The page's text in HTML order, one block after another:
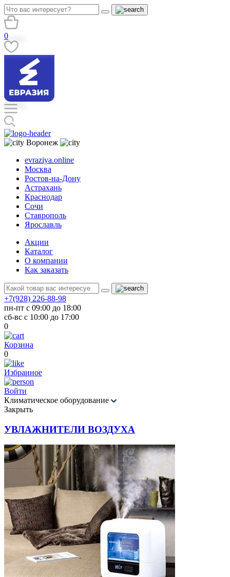
0
Воронеж
evraziya.online
Москва
Ростов-на-Дону
Астрахань
Краснодар
Сочи
Ставрополь
Ярославль
Акции
Каталог
О компании
Как заказать
+7(928) 226-88-98
пн-пт с 09:00 до 18:00
сб-вс с 10:00 до 17:00
0
Корзина
0
Избранное
Войти
Климатическое оборудование
Закрыть
УВЛАЖНИТЕЛИ ВОЗДУХА